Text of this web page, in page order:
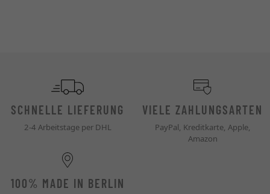
SCHNELLE LIEFERUNG
2-4 Arbeitstage per DHL
VIELE ZAHLUNGSARTEN
PayPal, Kreditkarte, Apple,
Amazon
100% MADE IN BERLIN